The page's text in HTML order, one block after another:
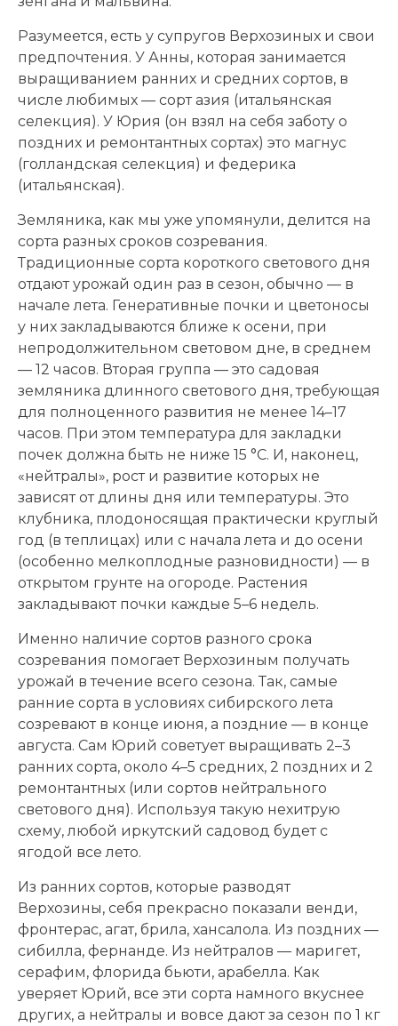
Разумеется, есть у супругов Верхозиных и свои
предпочтения. У Анны, которая занимается
выращиванием ранних и средних сортов, в
числе любимых — сорт азия (итальянская
селекция). У Юрия (он взял на себя заботу о
поздних и ремонтантных сортах) это магнус
(голландская селекция) и федерика
(итальянская).
Земляника, как мы уже упомянули, делится на
сорта разных сроков созревания.
Традиционные сорта короткого светового дня
отдают урожай один раз в сезон, обычно — в
начале лета. Генеративные почки и цветоносы
у них закладываются ближе к осени, при
непродолжительном световом дне, в среднем
— 12 часов. Вторая группа — это садовая
земляника длинного светового дня, требующая
для полноценного развития не менее 14–17
часов. При этом температура для закладки
почек должна быть не ниже 15 °C. И, наконец,
«нейтралы», рост и развитие которых не
зависят от длины дня или температуры. Это
клубника, плодоносящая практически круглый
год (в теплицах) или с начала лета и до осени
(особенно мелкоплодные разновидности) — в
открытом грунте на огороде. Растения
закладывают почки каждые 5–6 недель.
Именно наличие сортов разного срока
созревания помогает Верхозиным получать
урожай в течение всего сезона. Так, самые
ранние сорта в условиях сибирского лета
созревают в конце июня, а поздние — в конце
августа. Сам Юрий советует выращивать 2–3
ранних сорта, около 4–5 средних, 2 поздних и 2
ремонтантных (или сортов нейтрального
светового дня). Используя такую нехитрую
схему, любой иркутский садовод будет с
ягодой все лето.
Из ранних сортов, которые разводят
Верхозины, себя прекрасно показали венди,
фронтерас, агат, брила, хансалола. Из поздних —
сибилла, фернанде. Из нейтралов — маригет,
серафим, флорида бьюти, арабелла. Как
уверяет Юрий, все эти сорта намного вкуснее
других, а нейтралы и вовсе дают за сезон по 1 кг